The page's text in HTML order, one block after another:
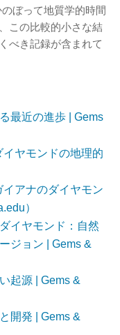
ぼって地質学的時間
この比較的小さな結
べき記録が含まれて
最近の進歩 | Gems
ヤモンドの地理的
アナのダイヤモン
）
イヤモンド：自然
ジョン | Gems &
起源 | Gems &
開発 | Gems &